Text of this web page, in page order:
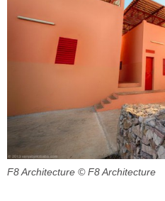
F8 Architecture © F8 Architecture